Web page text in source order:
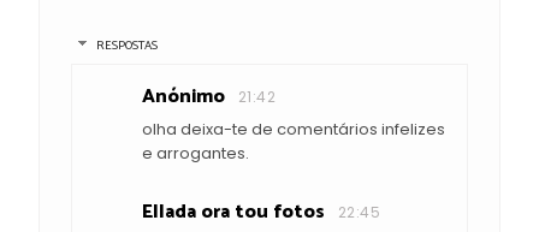
RESPOSTAS
Anónimo 21:42
olha deixa-te de comentários infelizes
e arrogantes.
Ellada ora tou fotos 22:45